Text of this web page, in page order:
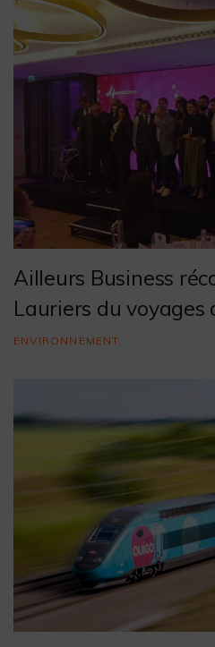
Ailleurs Business
Lauriers du voyages
ENVIRONNEMENT